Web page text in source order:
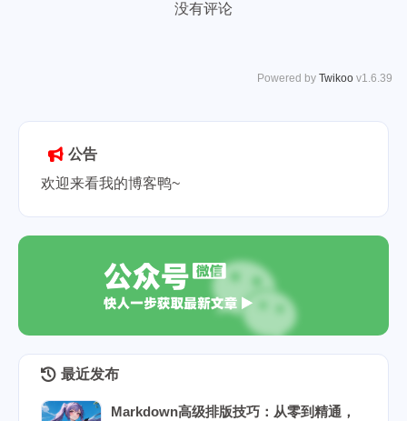
没有评论
Powered by Twikoo v1.6.39
公告
欢迎来看我的博客鸭~
最近发布
Markdown高级排版技巧：从零到精通，